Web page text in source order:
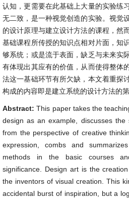
认知，更需要在此基础上大量的实验练
无二致，是一种视觉创造的实验。视觉
的设计原理与建立设计方法的课程，然
基础课程所传授的知识点相对片面，知
够系统；或是流于表面，缺乏与未来实
有体现出其应有的价值，从而使得整体
法这一基础环节有所欠缺，本文着重探
构成的内容即是建立系统的设计方法的第
Abstract:This paper takes the
design as an example, discusses the
from the perspective of creative
expression, combs and
methods in the basic courses
significance. Design art is the
the inventors of visual creation. This
accidental burst of inspiration, but a